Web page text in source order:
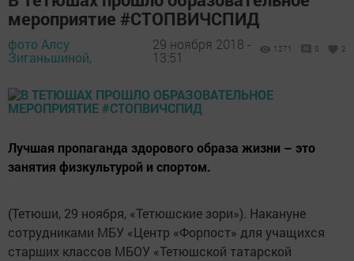
мероприятие #СТОПВИЧСПИД
фото Алсу
Зиганьшиной,
29 ноября 2018 -
13:51
1271 0 2
Лучшая пропаганда здорового образа жизни – это
занятия физкультурой и спортом.
(Тетюши, 29 ноября, «Тетюшские зори»). Накануне
сотрудниками МБУ «Центр «Форпост» для учащихся
старших классов МБОУ «Тетюшской татарской